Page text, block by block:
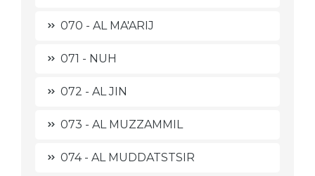
070 - AL MA'ARIJ
071 - NUH
072 - AL JIN
073 - AL MUZZAMMIL
074 - AL MUDDATSTSIR